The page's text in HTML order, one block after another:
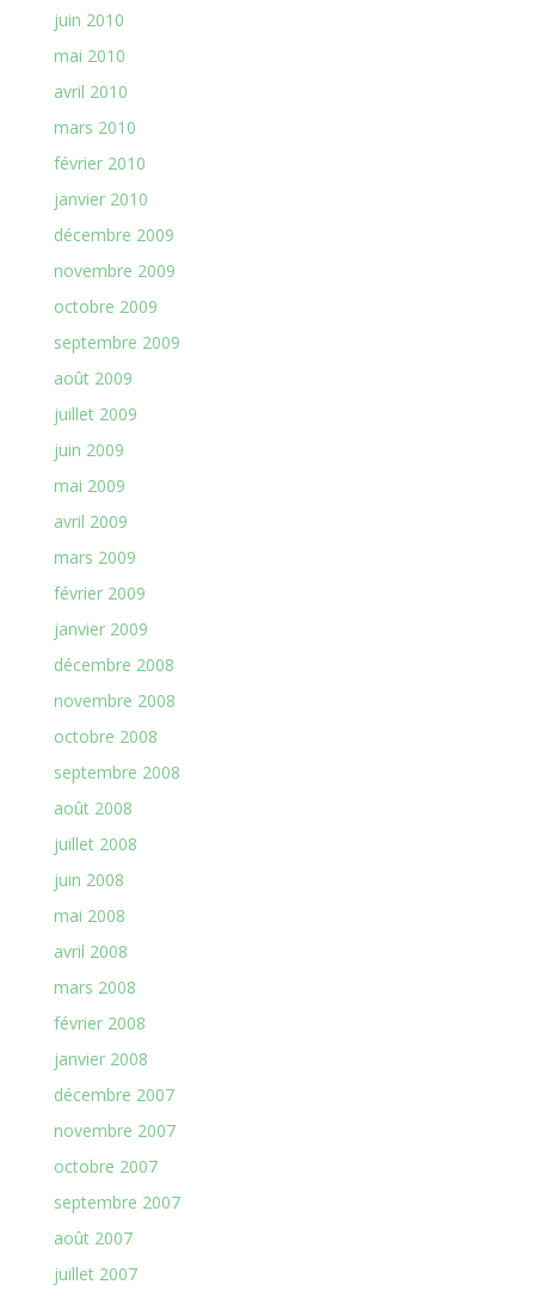
juin 2010
mai 2010
avril 2010
mars 2010
février 2010
janvier 2010
décembre 2009
novembre 2009
octobre 2009
septembre 2009
août 2009
juillet 2009
juin 2009
mai 2009
avril 2009
mars 2009
février 2009
janvier 2009
décembre 2008
novembre 2008
octobre 2008
septembre 2008
août 2008
juillet 2008
juin 2008
mai 2008
avril 2008
mars 2008
février 2008
janvier 2008
décembre 2007
novembre 2007
octobre 2007
septembre 2007
août 2007
juillet 2007